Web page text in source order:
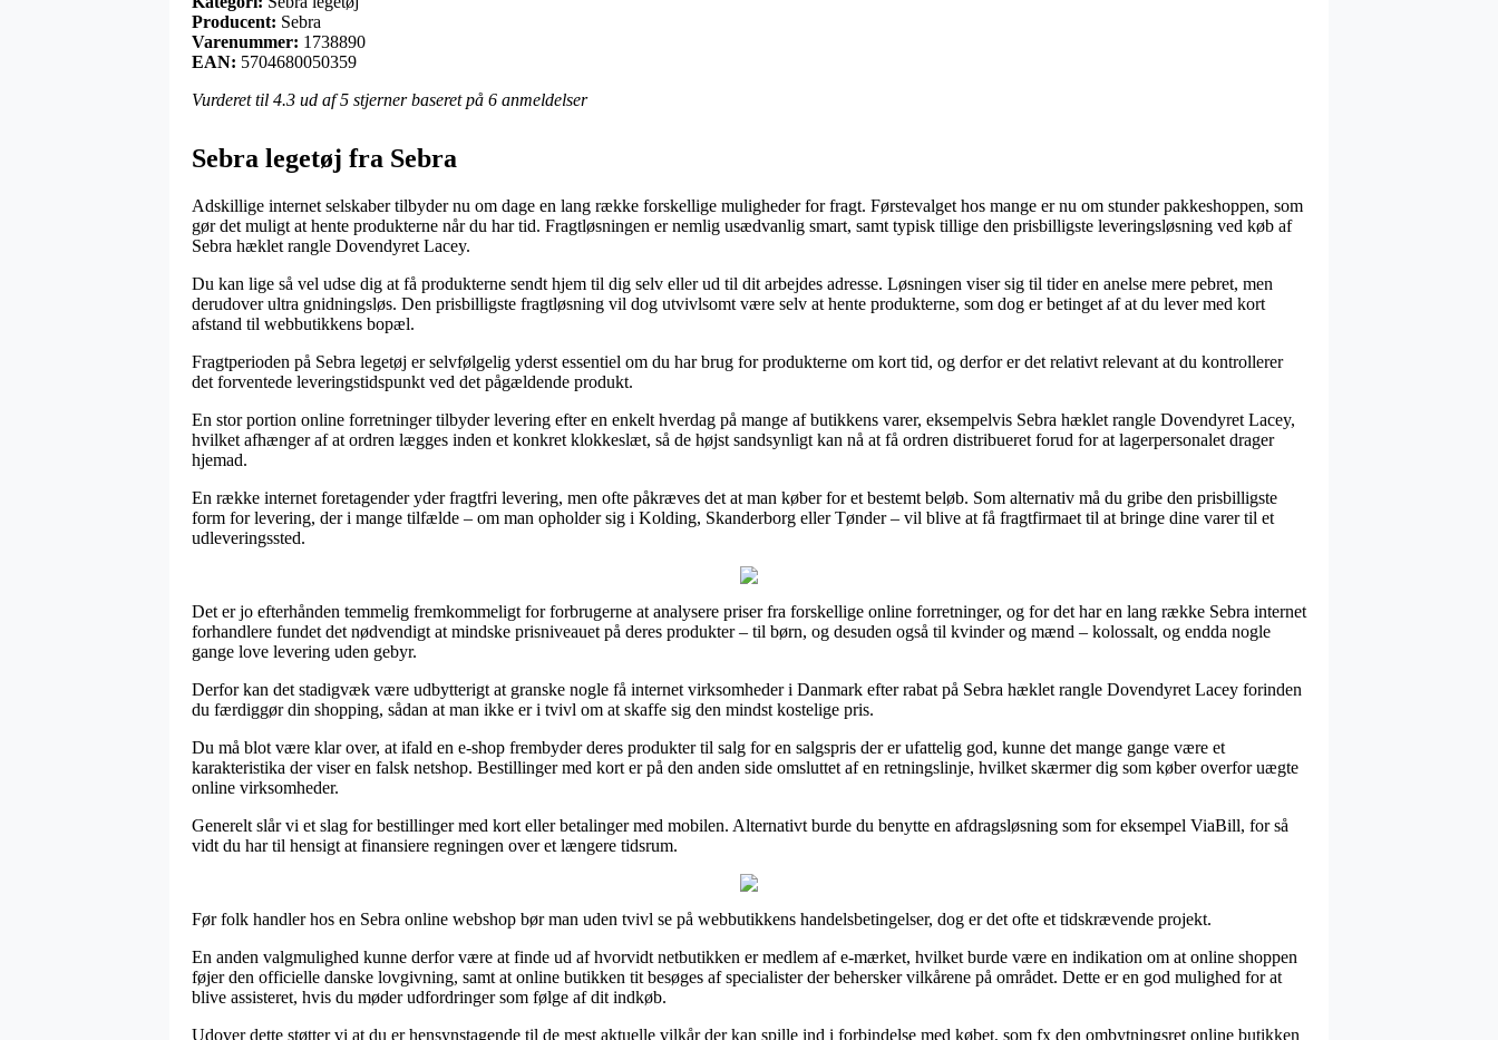
Producent: Sebra
Varenummer: 1738890
EAN: 5704680050359
Vurderet til 4.3 ud af 5 stjerner baseret på 6 anmeldelser
Sebra legetøj fra Sebra
Adskillige internet selskaber tilbyder nu om dage en lang række forskellige muligheder for fragt. Førstevalget hos mange er nu om stunder pakkeshoppen, som
gør det muligt at hente produkterne når du har tid. Fragtløsningen er nemlig usædvanlig smart, samt typisk tillige den prisbilligste leveringsløsning ved køb af
Sebra hæklet rangle Dovendyret Lacey.
Du kan lige så vel udse dig at få produkterne sendt hjem til dig selv eller ud til dit arbejdes adresse. Løsningen viser sig til tider en anelse mere pebret, men
derudover ultra gnidningsløs. Den prisbilligste fragtløsning vil dog utvivlsomt være selv at hente produkterne, som dog er betinget af at du lever med kort
afstand til webbutikkens bopæl.
Fragtperioden på Sebra legetøj er selvfølgelig yderst essentiel om du har brug for produkterne om kort tid, og derfor er det relativt relevant at du kontrollerer
det forventede leveringstidspunkt ved det pågældende produkt.
En stor portion online forretninger tilbyder levering efter en enkelt hverdag på mange af butikkens varer, eksempelvis Sebra hæklet rangle Dovendyret Lacey,
hvilket afhænger af at ordren lægges inden et konkret klokkeslæt, så de højst sandsynligt kan nå at få ordren distribueret forud for at lagerpersonalet drager
hjemad.
En række internet foretagender yder fragtfri levering, men ofte påkræves det at man køber for et bestemt beløb. Som alternativ må du gribe den prisbilligste
form for levering, der i mange tilfælde – om man opholder sig i Kolding, Skanderborg eller Tønder – vil blive at få fragtfirmaet til at bringe dine varer til et
udleveringssted.
Det er jo efterhånden temmelig fremkommeligt for forbrugerne at analysere priser fra forskellige online forretninger, og for det har en lang række Sebra internet
forhandlere fundet det nødvendigt at mindske prisniveauet på deres produkter – til børn, og desuden også til kvinder og mænd – kolossalt, og endda nogle
gange love levering uden gebyr.
Derfor kan det stadigvæk være udbytterigt at granske nogle få internet virksomheder i Danmark efter rabat på Sebra hæklet rangle Dovendyret Lacey forinden
du færdiggør din shopping, sådan at man ikke er i tvivl om at skaffe sig den mindst kostelige pris.
Du må blot være klar over, at ifald en e-shop frembyder deres produkter til salg for en salgspris der er ufattelig god, kunne det mange gange være et
karakteristika der viser en falsk netshop. Bestillinger med kort er på den anden side omsluttet af en retningslinje, hvilket skærmer dig som køber overfor uægte
online virksomheder.
Generelt slår vi et slag for bestillinger med kort eller betalinger med mobilen. Alternativt burde du benytte en afdragsløsning som for eksempel ViaBill, for så
vidt du har til hensigt at finansiere regningen over et længere tidsrum.
Før folk handler hos en Sebra online webshop bør man uden tvivl se på webbutikkens handelsbetingelser, dog er det ofte et tidskrævende projekt.
En anden valgmulighed kunne derfor være at finde ud af hvorvidt netbutikken er medlem af e-mærket, hvilket burde være en indikation om at online shoppen
føjer den officielle danske lovgivning, samt at online butikken tit besøges af specialister der behersker vilkårene på området. Dette er en god mulighed for at
blive assisteret, hvis du møder udfordringer som følge af dit indkøb.
Udover dette støtter vi at du er hensynstagende til de mest aktuelle vilkår der kan spille ind i forbindelse med købet, som fx den ombytningsret online butikken